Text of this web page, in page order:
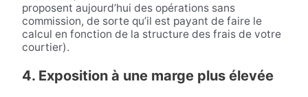
proposent aujourd’hui des opérations sans
commission, de sorte qu’il est payant de faire le
calcul en fonction de la structure des frais de votre
courtier).
4. Exposition à une marge plus élevée